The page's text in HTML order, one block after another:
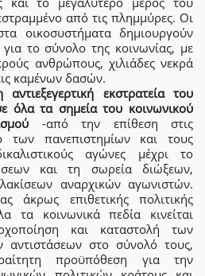
από τις πλημμύρες. Οι
οικοσυστήματα δημιουργούν
το σύνολο της κοινωνίας, με
ανθρώπους, χιλιάδες νεκρά
καμένων δασών.
εκστρατεία του
όλα τα σημεία του κοινωνικού
-από την επίθεση στις
των πανεπιστημίων και τους
αγώνες μέχρι το
και τη σωρεία διώξεων,
αναρχικών αγωνιστών.
άκρως επιθετικής πολιτικής
τα κοινωνικά πεδία κινείται
και καταστολή των
αντιστάσεων στο σύνολό τους,
προϋπόθεση για την